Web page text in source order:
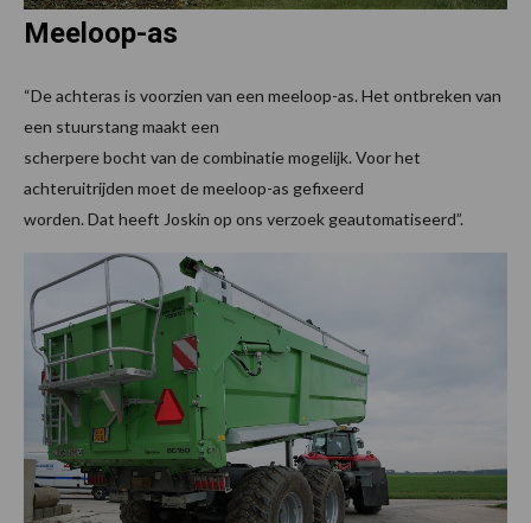
Meeloop-as
“De achteras is voorzien van een meeloop-as. Het ontbreken van
een stuurstang maakt een
scherpere bocht van de combinatie mogelijk. Voor het
achteruitrijden moet de meeloop-as gefixeerd
worden. Dat heeft Joskin op ons verzoek geautomatiseerd”.